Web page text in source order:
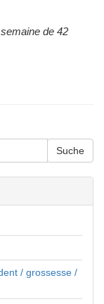
de 42
/ grossesse /